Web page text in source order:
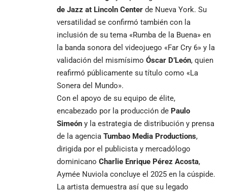
de Jazz at Lincoln Center de Nueva York. Su
versatilidad se confirmó también con la
inclusión de su tema «Rumba de la Buena» en
la banda sonora del videojuego «Far Cry 6» y la
validación del mismísimo Óscar D’León, quien
reafirmó públicamente su título como «La
Sonera del Mundo».
Con el apoyo de su equipo de élite,
encabezado por la producción de Paulo
Simeón y la estrategia de distribución y prensa
de la agencia Tumbao Media Productions,
dirigida por el publicista y mercadólogo
dominicano Charlie Enrique Pérez Acosta,
Aymée Nuviola concluye el 2025 en la cúspide.
La artista demuestra así que su legado